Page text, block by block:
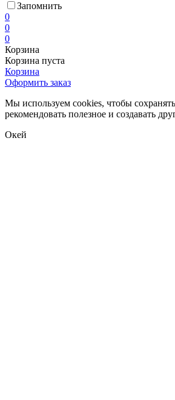
Запомнить
0
0
0
Корзина
Корзина пуста
Корзина
Оформить заказ
Мы используем cookies, чтобы
рекомендовать полезное и создавать
Окей